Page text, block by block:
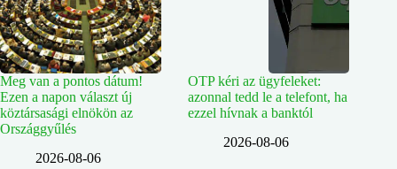
Meg van a pontos dátum!
Ezen a napon választ új
köztársasági elnökön az
Országgyűlés
2026-08-06
OTP kéri az ügyfeleket:
azonnal tedd le a telefont, ha
ezzel hívnak a banktól
2026-08-06